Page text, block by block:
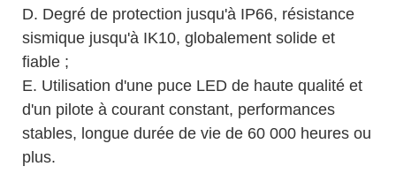
D. Degré de protection jusqu'à IP66, résistance
sismique jusqu'à IK10, globalement solide et
fiable ;
E. Utilisation d'une puce LED de haute qualité et
d'un pilote à courant constant, performances
stables, longue durée de vie de 60 000 heures ou
plus.